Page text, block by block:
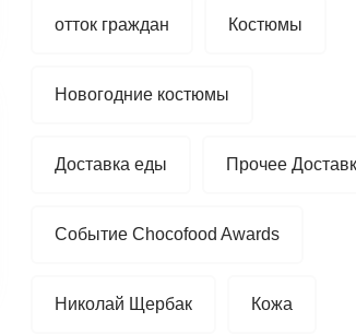
отток граждан Костюмы
Новогодние костюмы
Доставка еды Прочее
Событие Chocofood Awards
Николай Щербак Кожа